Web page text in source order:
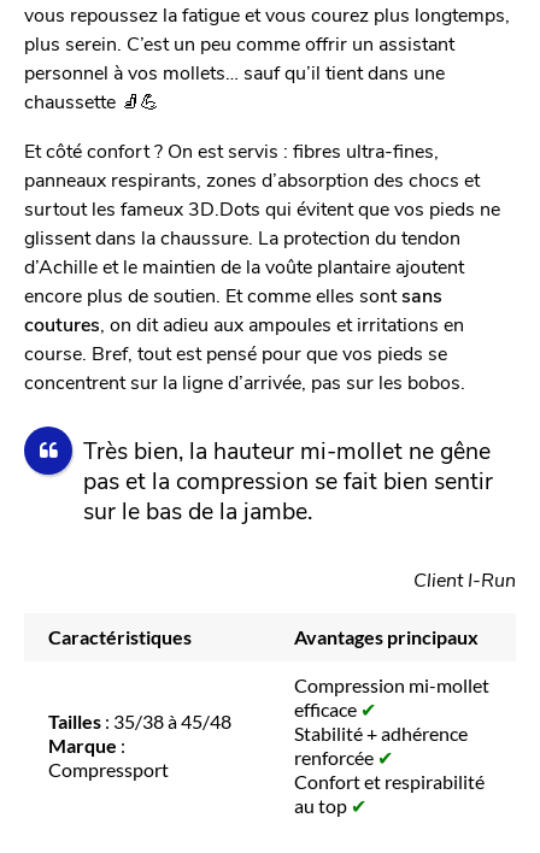
vous repoussez la fatigue et vous courez plus longtemps,
plus serein. C’est un peu comme offrir un assistant
personnel à vos mollets… sauf qu’il tient dans une
chaussette 🧦💪
Et côté confort ? On est servis : fibres ultra-fines,
panneaux respirants, zones d’absorption des chocs et
surtout les fameux 3D.Dots qui évitent que vos pieds ne
glissent dans la chaussure. La protection du tendon
d’Achille et le maintien de la voûte plantaire ajoutent
encore plus de soutien. Et comme elles sontsans
coutures , on dit adieu aux ampoules et irritations en
course. Bref, tout est pensé pour que vos pieds se
concentrent sur la ligne d’arrivée, pas sur les bobos.
Très bien, la hauteur mi-mollet ne gêne
pas et la compression se fait bien sentir
sur le bas de la jambe.
Client I-Run
Caractéristiques Avantages principaux
Tailles : 35/38 à 45/48
Marque :
Compressport
Compression mi-mollet
efficace ✔
Stabilité + adhérence
renforcée ✔
Confort et respirabilité
au top ✔